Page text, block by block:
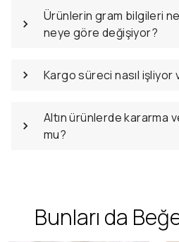
Ürünlerin gram bilgileri
neye göre değişiyor?
Kargo süreci nasıl işliyor
Altın ürünlerde kararma
mu?
Bunları da